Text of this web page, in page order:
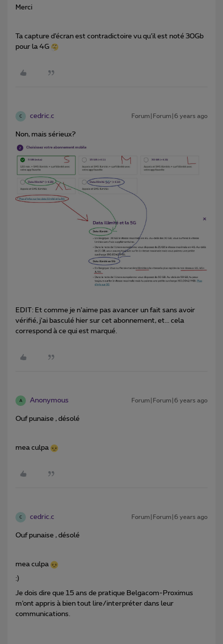
Merci
Ta capture d’écran est contradictoire vu qu’il est noté 30Gb
pour la 4G
C cedric.c Forum|Forum|6 years ago
Non, mais sérieux?
EDIT: Et comme je n’aime pas avancer un fait sans avoir
vérifié, j’ai basculé hier sur cet abonnement, et... cela
correspond à ce qui est marqué.
A Anonymous Forum|Forum|6 years ago
Ouf punaise , désolé
mea culpa
C cedric.c Forum|Forum|6 years ago
Ouf punaise , désolé
mea culpa
:)
Je dois dire que 15 ans de pratique Belgacom-Proximus
m’ont appris à bien tout lire/interpréter dans leur
communications.